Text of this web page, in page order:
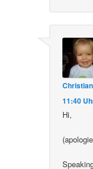
11:40
Hi,